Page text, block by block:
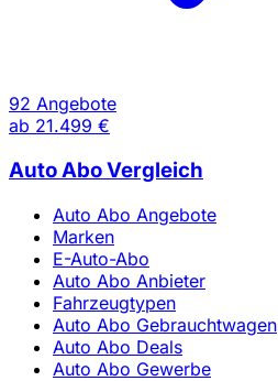
92 Angebote
ab 21.499 €
Auto Abo Vergleich
Auto Abo Angebote
Marken
E-Auto-Abo
Auto Abo Anbieter
Fahrzeugtypen
Auto Abo Gebrauchtwagen
Auto Abo Deals
Auto Abo Gewerbe